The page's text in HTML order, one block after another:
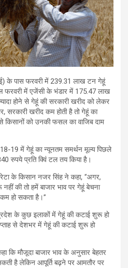
के पास फरवरी में 239.31 लाख टन गेहूं
फरवरी में एजेंसी के भंडार में 175.47 लाख
होने से गेहूं की सरकारी खरीद को लेकर
सरकारी खरीद कम होती है तो गेहूं का
किसानों को उनकी फसल का वाजिब दाम
19 में गेहूं का न्यूनतम समर्थन मूल्य पिछले
रुपये प्रति क्विं टल तय किया है।
के किसान नजर सिंह ने कहा, “अगर,
की तो हमें बाजार भाव पर गेहूं बेचना
कम हो सकता है।”
के कुछ इलाकों में गेहूं की कटाई शुरू हो
से देशभर में गेहूं की कटाई शुरू हो
कि मौजूदा बाजार भाव के अनुसार बेहतर
है लेकिन आपूर्ति बढ़ने पर आमतौर पर